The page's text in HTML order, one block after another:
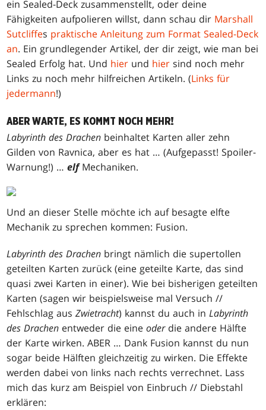
ein Sealed-Deck zusammenstellt, oder deine
Fähigkeiten aufpolieren willst, dann schau dir Marshall
Sutcliffes praktische Anleitung zum Format Sealed-Deck
an. Ein grundlegender Artikel, der dir zeigt, wie man bei
Sealed Erfolg hat. Und hier und hier sind noch mehr
Links zu noch mehr hilfreichen Artikeln. (Links für
jedermann!)
ABER WARTE, ES KOMMT NOCH MEHR!
Labyrinth des Drachen beinhaltet Karten aller zehn
Gilden von Ravnica, aber es hat … (Aufgepasst! Spoiler-
Warnung!) … elf Mechaniken.
Und an dieser Stelle möchte ich auf besagte elfte
Mechanik zu sprechen kommen: Fusion.
Labyrinth des Drachen bringt nämlich die supertollen
geteilten Karten zurück (eine geteilte Karte, das sind
quasi zwei Karten in einer). Wie bei bisherigen geteilten
Karten (sagen wir beispielsweise malVersuch //
Fehlschlag ausZwietracht) kannst du auch inLabyrinth
des Drachen entweder die eineoderdie andere Hälfte
der Karte wirken. ABER … Dank Fusion kannst du nun
sogar beide Hälften gleichzeitig zu wirken. Die Effekte
werden dabei von links nach rechts verrechnet. Lass
mich das kurz am Beispiel von Einbruch // Diebstahl
erklären: